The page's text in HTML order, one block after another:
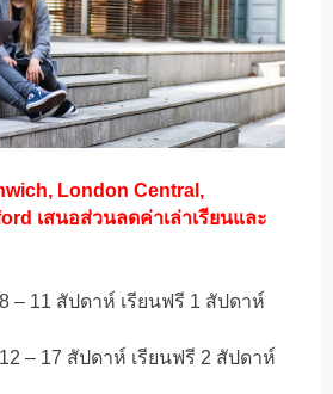
London Central,
เสนอส่วนลดค่าเล่าเรียนและ
– 11 สัปดาห์ เรียนฟรี 1 สัปดาห์
– 17 สัปดาห์ เรียนฟรี 2 สัปดาห์